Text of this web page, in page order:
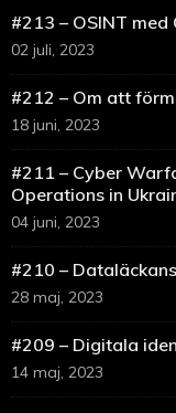
#213 – OSINT med
02 juli, 2023
#212 – Om att
18 juni, 2023
#211 – Cyber
Operations in
04 juni, 2023
#210 –
28 maj, 2023
#209 – Digitala
14 maj, 2023